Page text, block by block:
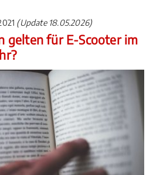
(Update 18.05.2026)
gelten für E-Scooter im